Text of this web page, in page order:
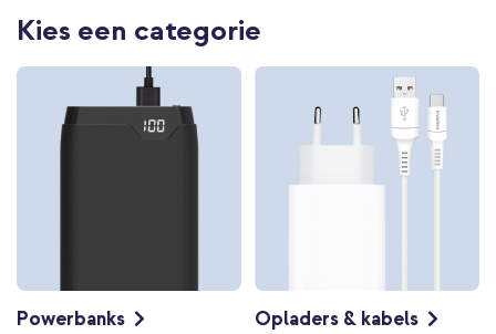
Kies een categorie
Powerbanks Opladers & kabels